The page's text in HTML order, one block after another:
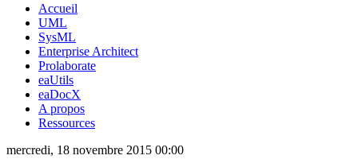
Accueil
UML
SysML
Enterprise Architect
Prolaborate
eaUtils
eaDocX
A propos
Ressources
mercredi, 18 novembre 2015 00:00